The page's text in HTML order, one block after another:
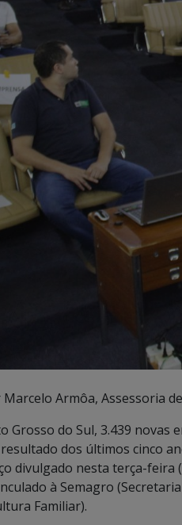
Marcelo Armôa, Assessoria
Grosso do Sul, 3.439
dos últimos cinco
divulgado nesta terça-feira
à Semagro
Familiar).